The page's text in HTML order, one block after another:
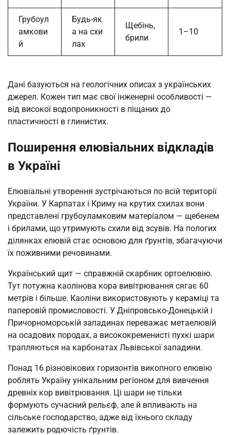
Грубоул
амкови
й
Будь-як
а на схи
лах
Щебінь,
брили
1–10
Дані базуються на геологічних описах з українських
джерел. Кожен тип має свої інженерні особливості —
від високої водопроникності в піщаних до
пластичності в глинистих.
Поширення елювіальних відкладів
в Україні
Елювіальні утворення зустрічаються по всій території
України. У Карпатах і Криму на крутих схилах вони
представлені грубоуламковим матеріалом — щебенем
і брилами, що утримують схили від зсувів. На пологих
ділянках елювій стає основою для ґрунтів, збагачуючи
їх поживними речовинами.
Український щит — справжній скарбник ортоелювію.
Тут потужна каолінова кора вивітрювання сягає 60
метрів і більше. Каоліни використовують у кераміці та
паперовій промисловості. У Дніпровсько-Донецькій і
Причорноморській западинах переважає метаелювій
на осадових породах, а висококременисті пухкі шари
трапляються на карбонатах Львівської западини.
Понад 16 різновікових горизонтів викопного елювію
роблять Україну унікальним регіоном для вивчення
древніх кор вивітрювання. Ці шари не тільки
формують сучасний рельєф, але й впливають на
сільське господарство, адже від їхнього складу
залежить родючість ґрунтів.